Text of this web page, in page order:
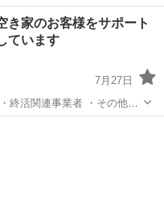
き家のお客様をサポート
ています
7月27日
終活関連事業者 ・その他、